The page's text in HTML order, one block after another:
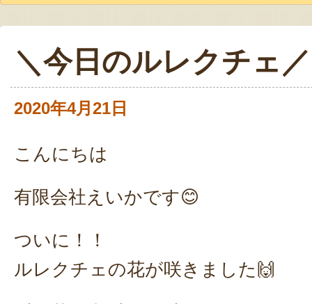
＼今日のルレクチェ／
2020年4月21日
こんにちは
有限会社えいかです😊
ついに！！
ルレクチェの花が咲きました🙌